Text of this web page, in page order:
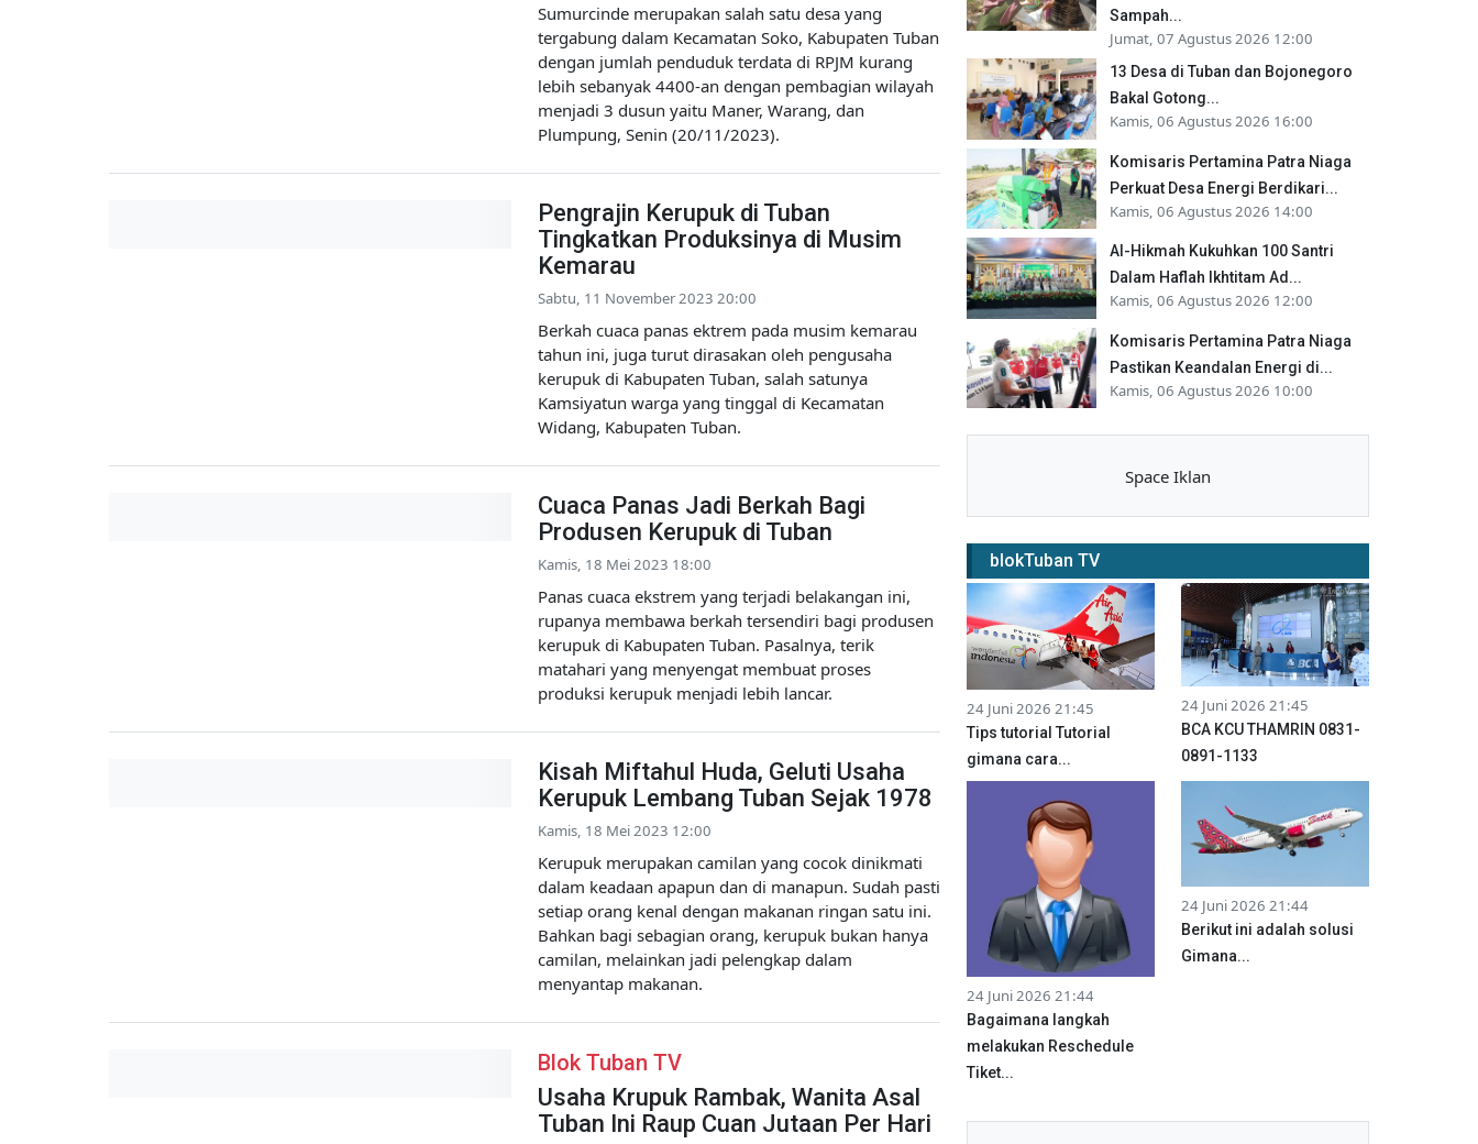
Sumurcinde merupakan salah satu desa yang
tergabung dalam Kecamatan Soko, Kabupaten Tuban
dengan jumlah penduduk terdata di RPJM kurang
lebih sebanyak 4400-an dengan pembagian wilayah
menjadi 3 dusun yaitu Maner, Warang, dan
Plumpung, Senin (20/11/2023).
Pengrajin Kerupuk di Tuban
Tingkatkan Produksinya di Musim
Kemarau
Sabtu, 11 November 2023 20:00
Berkah cuaca panas ektrem pada musim kemarau
tahun ini, juga turut dirasakan oleh pengusaha
kerupuk di Kabupaten Tuban, salah satunya
Kamsiyatun warga yang tinggal di Kecamatan
Widang, Kabupaten Tuban.
Cuaca Panas Jadi Berkah Bagi
Produsen Kerupuk di Tuban
Kamis, 18 Mei 2023 18:00
Panas cuaca ekstrem yang terjadi belakangan ini,
rupanya membawa berkah tersendiri bagi produsen
kerupuk di Kabupaten Tuban. Pasalnya, terik
matahari yang menyengat membuat proses
produksi kerupuk menjadi lebih lancar.
Kisah Miftahul Huda, Geluti Usaha
Kerupuk Lembang Tuban Sejak 1978
Kamis, 18 Mei 2023 12:00
Kerupuk merupakan camilan yang cocok dinikmati
dalam keadaan apapun dan di manapun. Sudah pasti
setiap orang kenal dengan makanan ringan satu ini.
Bahkan bagi sebagian orang, kerupuk bukan hanya
camilan, melainkan jadi pelengkap dalam
menyantap makanan.
Blok Tuban TV
Usaha Krupuk Rambak, Wanita Asal
Tuban Ini Raup Cuan Jutaan Per Hari
Sampah...
Jumat, 07 Agustus 2026 12:00
13 Desa di Tuban dan Bojonegoro
Bakal Gotong...
Kamis, 06 Agustus 2026 16:00
Komisaris Pertamina Patra Niaga
Perkuat Desa Energi Berdikari...
Kamis, 06 Agustus 2026 14:00
Al-Hikmah Kukuhkan 100 Santri
Dalam Haflah Ikhtitam Ad...
Kamis, 06 Agustus 2026 12:00
Komisaris Pertamina Patra Niaga
Pastikan Keandalan Energi di...
Kamis, 06 Agustus 2026 10:00
Space Iklan
blokTuban TV
24 Juni 2026 21:45
Tips tutorial Tutorial
gimana cara...
24 Juni 2026 21:45
BCA KCU THAMRIN 0831-
0891-1133
24 Juni 2026 21:44
Bagaimana langkah
melakukan Reschedule
Tiket...
24 Juni 2026 21:44
Berikut ini adalah solusi
Gimana...